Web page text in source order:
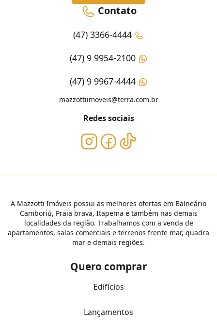
Contato
(47) 3366-4444
(47) 9 9954-2100
(47) 9 9967-4444
mazzottiimoveis@terra.com.br
Redes sociais
A Mazzotti Imóveis possui as melhores ofertas em Balneário
Camboriú, Praia brava, Itapema e também nas demais
localidades da região. Trabalhamos com a venda de
apartamentos, salas comerciais e terrenos frente mar, quadra
mar e demais regiões.
Quero comprar
Edifícios
Lançamentos